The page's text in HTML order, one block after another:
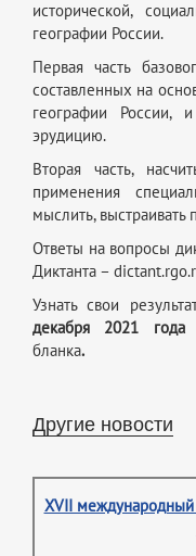
исторической,
географии России.
Первая часть
составленных на
географии России,
эрудицию.
Вторая часть,
применения
мыслить, выстраивать
Ответы на вопросы
Диктанта –
Узнать свои
декабря 2021 года
бланка.
Другие новости
XVII